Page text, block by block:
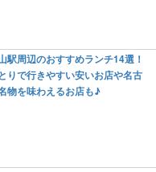
駅周辺のおすすめランチ14選！
りで行きやすい安いお店や名古
物を味わえるお店も♪